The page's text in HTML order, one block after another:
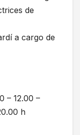
de
a cargo de
– 12.00 –
h